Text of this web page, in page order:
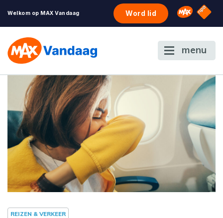
Welkom op MAX Vandaag Word lid Omroep
NPO
menu
REIZEN & VERKEER